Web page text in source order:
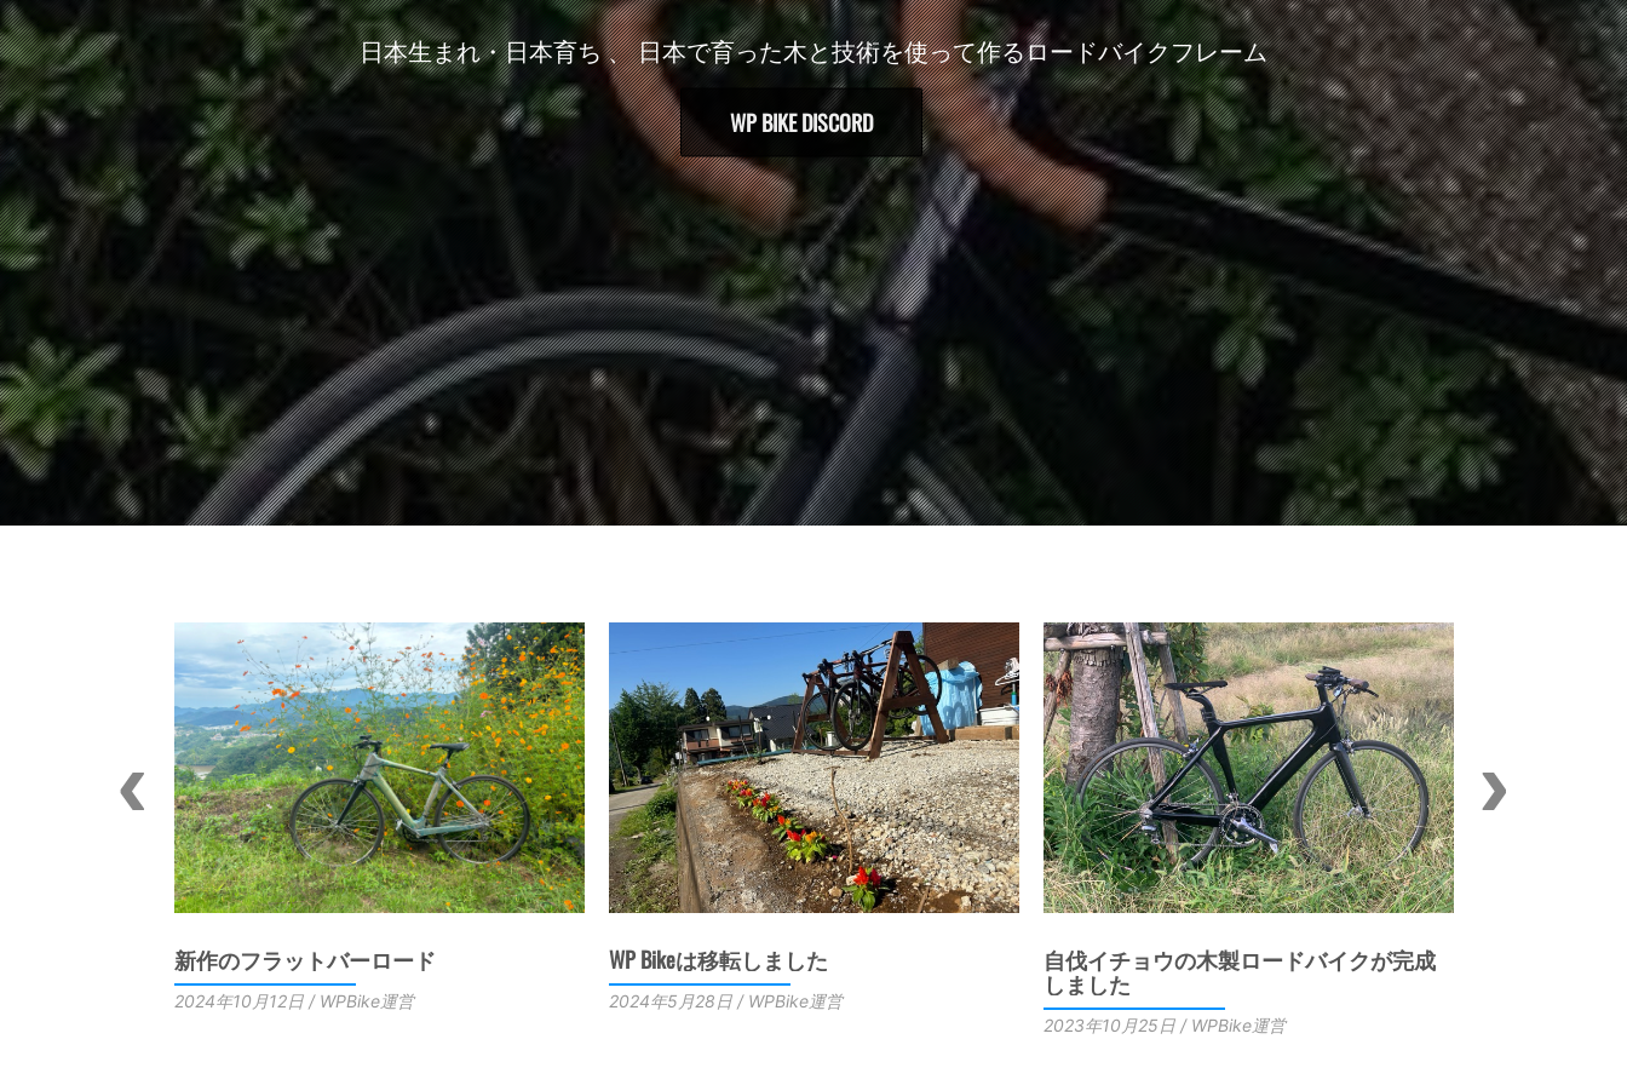
日本生まれ・日本育ち 、 日本で育った木と技術を使って作るロードバイクフレーム
WP BIKE DISCORD
新作のフラットバーロード
2024年10月12日 / WPBike運営
WP Bikeは移転しました
2024年5月28日 / WPBike運営
自伐イチョウの木製ロードバイクが完成
しました
2023年10月25日 / WPBike運営